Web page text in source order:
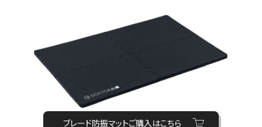
ブレード防振マットご購入はこちら